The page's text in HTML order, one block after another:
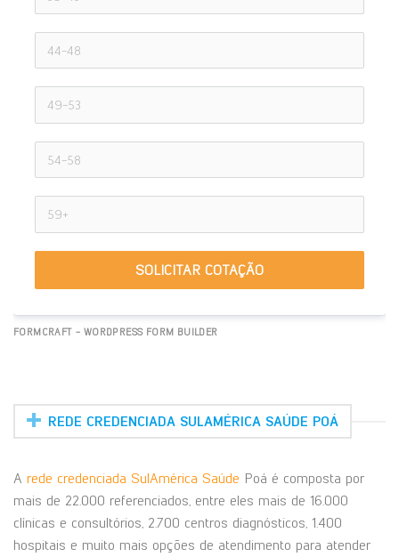
SOLICITAR COTAÇÃO
FORMCRAFT - WORDPRESS FORM BUILDER
REDE CREDENCIADA SULAMÉRICA SAÚDE POÁ
A rede credenciada SulAmérica Saúde Poá é composta por
mais de 22.000 referenciados, entre eles mais de 16.000
clínicas e consultórios, 2.700 centros diagnósticos, 1.400
hospitais e muito mais opções de atendimento para atender